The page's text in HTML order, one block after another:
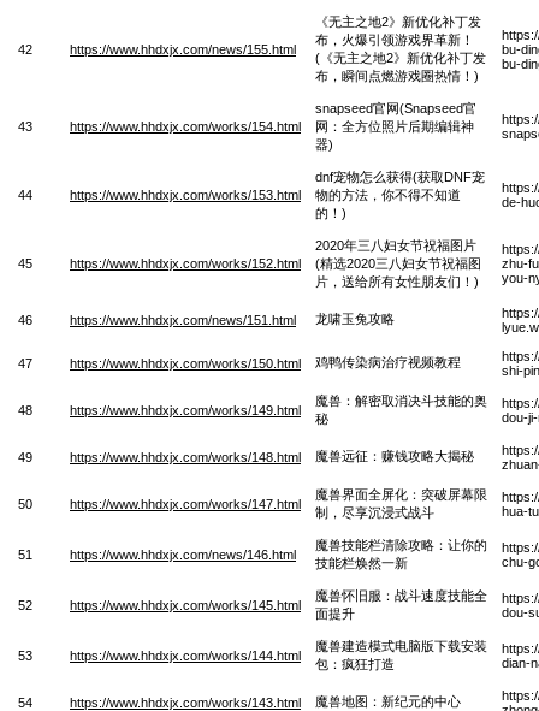
42 https://www.hhdxjx.com/news/155.html
《无主之地2》新优化补丁发
布，火爆引领游戏界革新！
(《无主之地2》新优化补丁发
布，瞬间点燃游戏圈热情！)
bu-
bu-
43 https://www.hhdxjx.com/works/154.html
snapseed官网(Snapseed官
网：全方位照片后期编辑神
器)
44 https://www.hhdxjx.com/works/153.html
dnf宠物怎么获得(获取DNF宠
物的方法，你不得不知道
的！)
de-
45 https://www.hhdxjx.com/works/152.html
2020年三八妇女节祝福图片
(精选2020三八妇女节祝福图
片，送给所有女性朋友们！)
zhu-
you-
46 https://www.hhdxjx.com/news/151.html 龙啸玉兔攻略
47 https://www.hhdxjx.com/works/150.html 鸡鸭传染病治疗视频教程
shi-
48 https://www.hhdxjx.com/works/149.html
魔兽：解密取消决斗技能的奥
秘
dou-
49 https://www.hhdxjx.com/works/148.html 魔兽远征：赚钱攻略大揭秘
50 https://www.hhdxjx.com/works/147.html
魔兽界面全屏化：突破屏幕限
制，尽享沉浸式战斗
hua-
51 https://www.hhdxjx.com/news/146.html
魔兽技能栏清除攻略：让你的
技能栏焕然一新
chu-
52 https://www.hhdxjx.com/works/145.html
魔兽怀旧服：战斗速度技能全
面提升
dou-
53 https://www.hhdxjx.com/works/144.html
魔兽建造模式电脑版下载安装
包：疯狂打造
dian-
54 https://www.hhdxjx.com/works/143.html 魔兽地图：新纪元的中心